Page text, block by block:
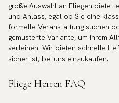
große Auswahl an Fliegen bietet
und Anlass, egal ob Sie eine
formelle Veranstaltung suchen
gemusterte Variante, um Ihrem
verleihen. Wir bieten schnelle
sicher ist, bei uns einzukaufen.
Fliege Herren FAQ